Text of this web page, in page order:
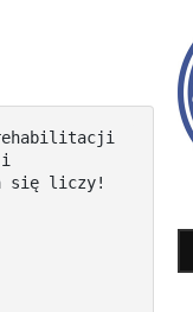
rehabilitacji
się liczy!